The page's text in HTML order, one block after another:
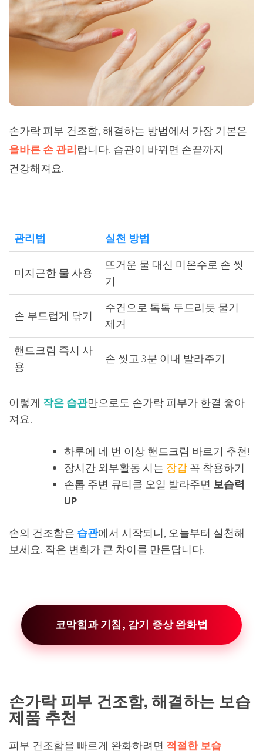
손가락 피부 건조함, 해결하는 방법에서 가장 기본은
올바른 손 관리랍니다. 습관이 바뀌면 손끝까지
건강해져요.
관리법 실천 방법
미지근한 물 사용
뜨거운 물 대신 미온수로 손 씻
기
손 부드럽게 닦기
수건으로 톡톡 두드리듯 물기
제거
핸드크림 즉시 사
용
손 씻고 3분 이내 발라주기
이렇게 작은 습관만으로도 손가락 피부가 한결 좋아
져요.
하루에 네 번 이상 핸드크림 바르기 추천!
장시간 외부활동 시는 장갑 꼭 착용하기
손톱 주변 큐티클 오일 발라주면 보습력
UP
손의 건조함은 습관에서 시작되니, 오늘부터 실천해
보세요. 작은 변화가 큰 차이를 만든답니다.
코막힘과 기침, 감기 증상 완화법
손가락 피부 건조함, 해결하는 보습
제품 추천
피부 건조함을 빠르게 완화하려면 적절한 보습